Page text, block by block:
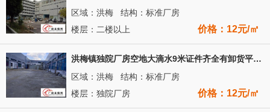
区域：洪梅 结构：标准厂房
楼层：二楼以上
价格：12元/㎡
洪梅镇独院厂房空地大滴水9米证件齐全有卸货平台，中间没有柱子
区域：洪梅 结构：标准厂房
楼层：独院厂房
价格：12元/㎡